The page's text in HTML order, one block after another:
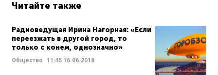
Читайте также
Радиоведущая Ирина Нагорная: «Если
переезжать в другой город, то
только с конем, однозначно»
Общество 11:45 16.06.2018